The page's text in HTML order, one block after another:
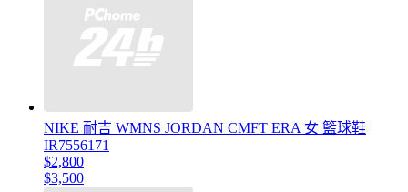
NIKE 耐吉 WMNS JORDAN CMFT ERA 女 籃球鞋
IR7556171
$2,800
$3,500